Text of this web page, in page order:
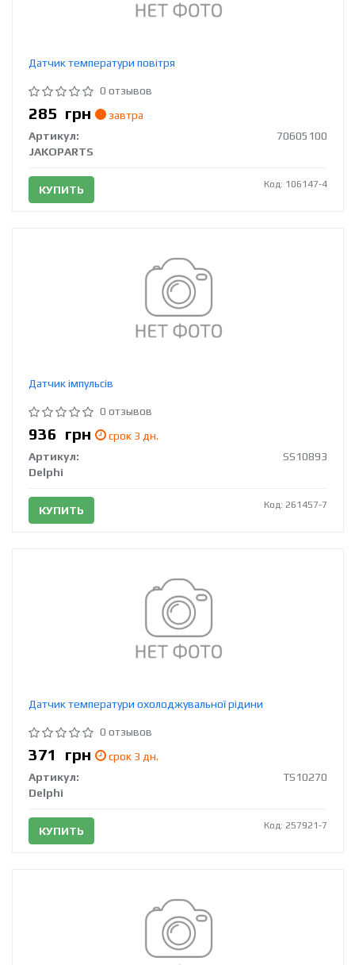
Датчик температури повітря
0 отзывов
285 грн
завтра
Артикул:
70605100
JAKOPARTS
КУПИТЬ Код: 106147-4
Датчик імпульсів
0 отзывов
936 грн
срок 3 дн.
Артикул:
SS10893
Delphi
КУПИТЬ Код: 261457-7
Датчик температури охолоджувальної рідини
0 отзывов
371 грн
срок 3 дн.
Артикул:
TS10270
Delphi
КУПИТЬ Код: 257921-7